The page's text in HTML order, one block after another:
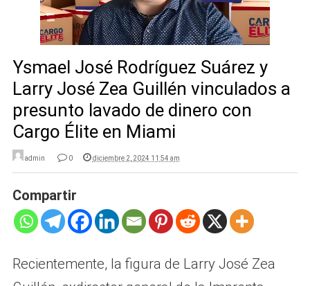
Ysmael José Rodríguez Suárez y
Larry José Zea Guillén vinculados a
presunto lavado de dinero con
Cargo Élite en Miami
admin 0 diciembre 2, 2024 11:54 am
Compartir
Recientemente, la figura de Larry José Zea